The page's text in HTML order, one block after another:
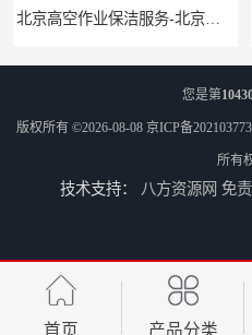
您是第
版权所有 ©2026-08-08 京ICP备
所有
技术支持： 八方资源网 免
首页 产品分类